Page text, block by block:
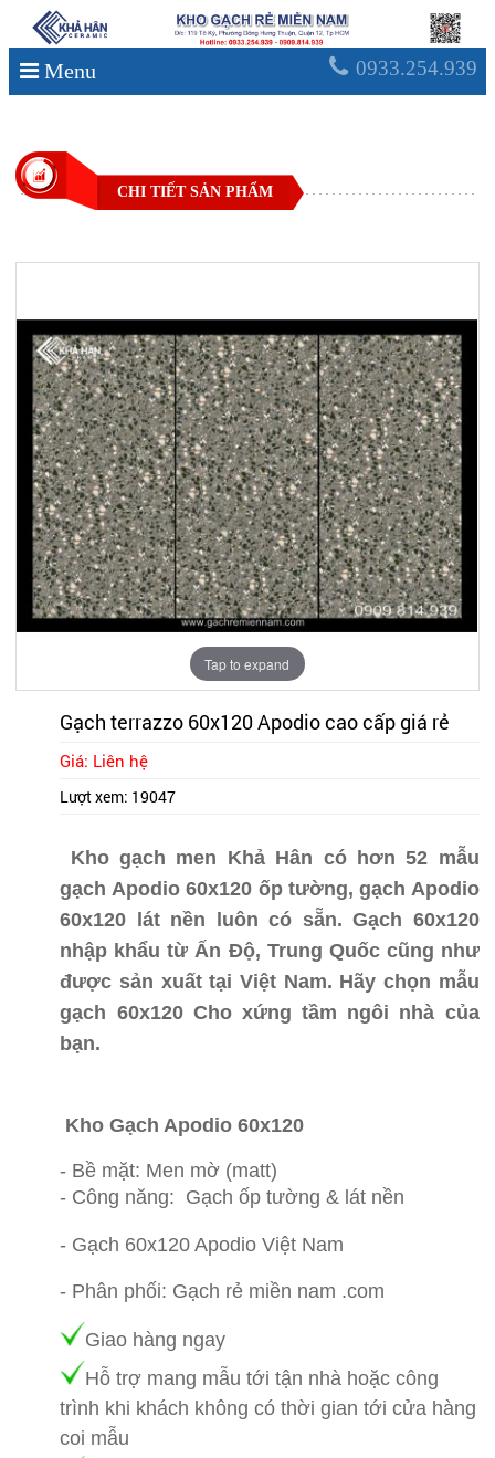
Menu 0933.254.939
CHI TIẾT SẢN PHẨM
Tap to expand
Gạch terrazzo 60x120 Apodio cao cấp giá rẻ
Giá: Liên hệ
Lượt xem: 19047
Kho gạch men Khả Hân có hơn 52 mẫu
gạch Apodio 60x120 ốp tường, gạch Apodio
60x120 lát nền luôn có sẵn. Gạch 60x120
nhập khẩu từ Ấn Độ, Trung Quốc cũng như
được sản xuất tại Việt Nam. Hãy chọn mẫu
gạch 60x120 Cho xứng tầm ngôi nhà của
bạn.
Kho Gạch Apodio 60x120
- Bề mặt: Men mờ (matt)
- Công năng: Gạch ốp tường & lát nền
- Gạch 60x120 Apodio Việt Nam
- Phân phối: Gạch rẻ miền nam .com
Giao hàng ngay
Hỗ trợ mang mẫu tới tận nhà hoặc công
trình khi khách không có thời gian tới cửa hàng
coi mẫu